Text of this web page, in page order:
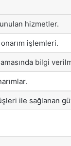
hizmetler.
işlemleri.
bilgi
ile sağlanan